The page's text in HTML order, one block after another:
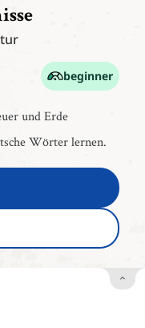
beginner
und Erde
Wörter lernen.